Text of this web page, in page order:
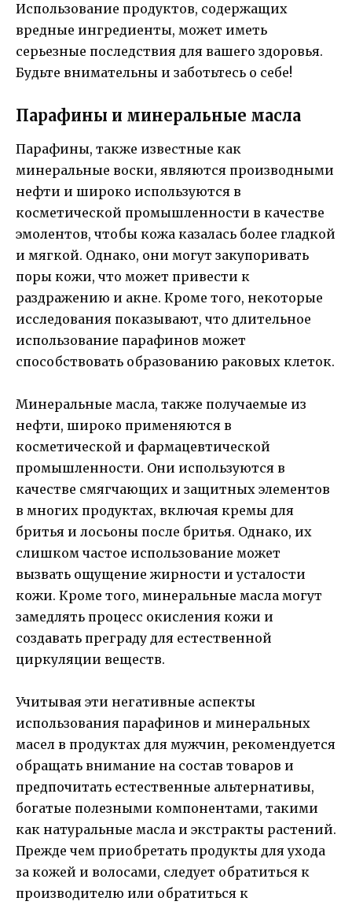
Использование продуктов, содержащих
вредные ингредиенты, может иметь
серьезные последствия для вашего здоровья.
Будьте внимательны и заботьтесь о себе!
Парафины и минеральные масла
Парафины, также известные как
минеральные воски, являются производными
нефти и широко используются в
косметической промышленности в качестве
эмолентов, чтобы кожа казалась более гладкой
и мягкой. Однако, они могут закупоривать
поры кожи, что может привести к
раздражению и акне. Кроме того, некоторые
исследования показывают, что длительное
использование парафинов может
способствовать образованию раковых клеток.
Минеральные масла, также получаемые из
нефти, широко применяются в
косметической и фармацевтической
промышленности. Они используются в
качестве смягчающих и защитных элементов
в многих продуктах, включая кремы для
бритья и лосьоны после бритья. Однако, их
слишком частое использование может
вызвать ощущение жирности и усталости
кожи. Кроме того, минеральные масла могут
замедлять процесс окисления кожи и
создавать преграду для естественной
циркуляции веществ.
Учитывая эти негативные аспекты
использования парафинов и минеральных
масел в продуктах для мужчин, рекомендуется
обращать внимание на состав товаров и
предпочитать естественные альтернативы,
богатые полезными компонентами, такими
как натуральные масла и экстракты растений.
Прежде чем приобретать продукты для ухода
за кожей и волосами, следует обратиться к
производителю или обратиться к